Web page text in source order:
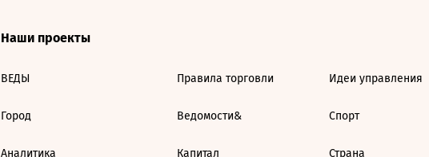
Наши проекты
ВЕДЫ
Город
Аналитика
Правила торговли
Ведомости&
Капитал
Идеи управления
Спорт
Страна